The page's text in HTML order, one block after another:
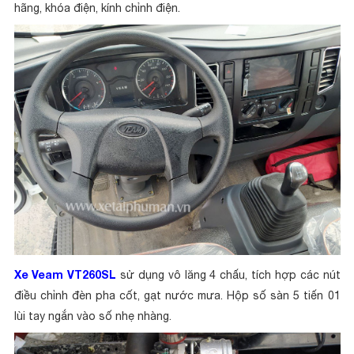
hãng, khóa điện, kính chỉnh điện.
Xe Veam VT260SL sử dụng vô lăng 4 chấu, tích hợp các nút
điều chỉnh đèn pha cốt, gạt nước mưa. Hộp số sàn 5 tiến 01
lùi tay ngắn vào số nhẹ nhàng.